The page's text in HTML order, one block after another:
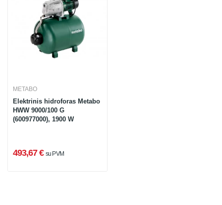
METABO
Elektrinis hidroforas Metabo
HWW 9000/100 G
(600977000), 1900 W
493,67 € su PVM